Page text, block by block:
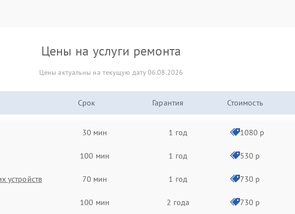
Цены на услуги ремонта
Цены актуальны на текущую дату 06.08.2026
Срок Гарантия Стоимость
30 мин 1 год 1080 р
100 мин 1 год 530 р
устройств 70 мин 1 год 730 р
100 мин 2 года 730 р